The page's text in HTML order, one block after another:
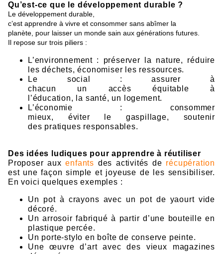
Qu’est-ce que le d éve loppement d urab e ?
L e développement durable,
c’est apprendre à vivre et consommer sans abîmer la
planète, pour laisser un monde sain aux générations futures.
Il repose sur trois piliers :
L’environnement : préserver la nature, réduire
es déchets, économiser les ressources.
Le social : assurer
à
chacun un accès équitabl e
à
l’éducation, la santé, un logement.
L’économie : consommer
mieux, éviter le gaspillage, soutenir
des pratiques responsab les.
Des idées ludiques pour apprendre à réutiliser
Proposer auxenfants des activités de récupération
est une façon simple et joyeuse de les sensibiliser.
En voici quelques exemples :
Un pot à crayons avec un pot de yaourt vide
décoré.
Un arrosoir fabriqué à partir d’une bouteille en
plastique percée.
Un porte-stylo en boîte de conserve peinte.
Une œuvre d’art avec des vieux magazines